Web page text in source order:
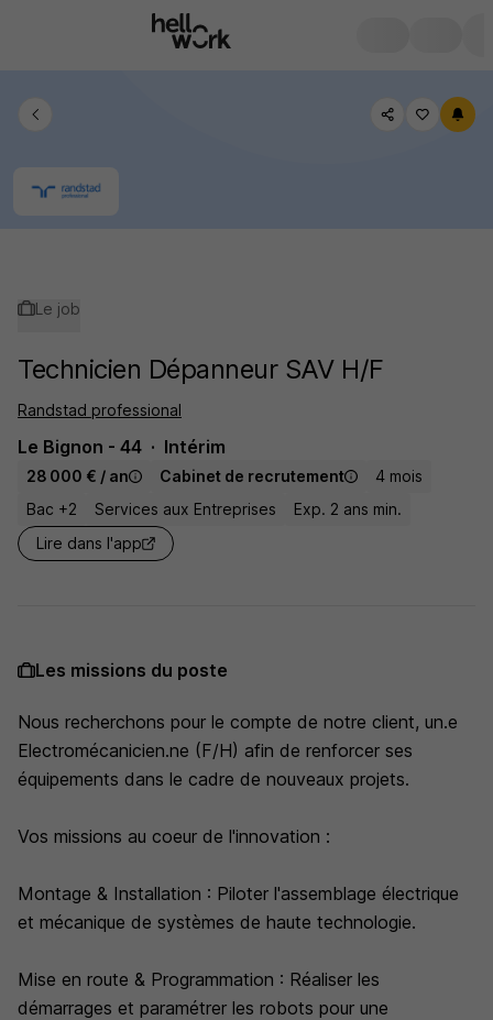
Le job
Technicien Dépanneur SAV H/F
Randstad professional
Le Bignon - 44 Intérim
28 000 € / an Cabinet de recrutement
4 mois
Bac +2
Services aux Entreprises
Exp. 2 ans min.
Lire dans l'app
Les missions du poste
Nous recherchons pour le compte de notre client, un.e
Electromécanicien.ne (F/H) afin de renforcer ses
équipements dans le cadre de nouveaux projets.
Vos missions au coeur de l'innovation :
Montage & Installation : Piloter l'assemblage électrique
et mécanique de systèmes de haute technologie.
Mise en route & Programmation : Réaliser les
démarrages et paramétrer les robots pour une